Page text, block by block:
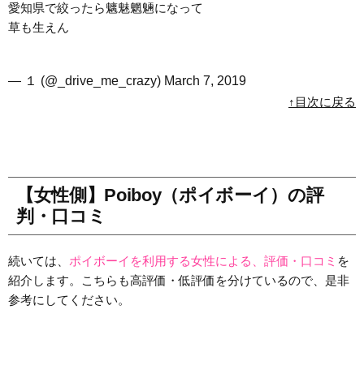
愛知県で絞ったら魑魅魍魎になって
草も生えん
— １ (@_drive_me_crazy) March 7, 2019
↑目次に戻る
【女性側】Poiboy（ポイボーイ）の評
判・口コミ
続いては、 ポイボーイを利用する女性による、評価・口コミ を
紹介します。こちらも高評価・低評価を分けているので、是非
参考にしてください。